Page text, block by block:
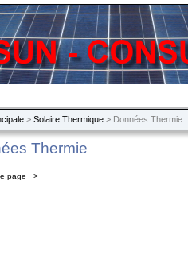
> Solaire Thermique> Données Thermie
Thermie
page >